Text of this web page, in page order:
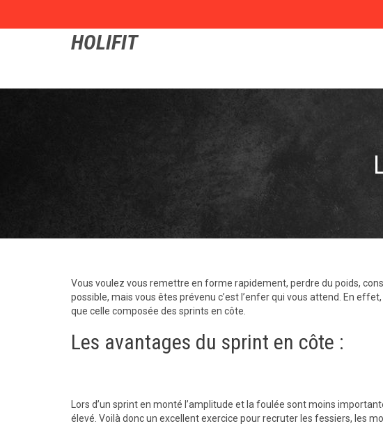
HOLIFIT
Vous voulez vous remettre en forme rapidement, perdre du poids,
possible, mais vous êtes prévenu c’est l’enfer qui vous attend. En
que celle composée des sprints en côte.
Les avantages du sprint en côte :
Lors d’un sprint en monté l’amplitude et la foulée sont moins
élevé. Voilà donc un excellent exercice pour recruter les fessiers, les